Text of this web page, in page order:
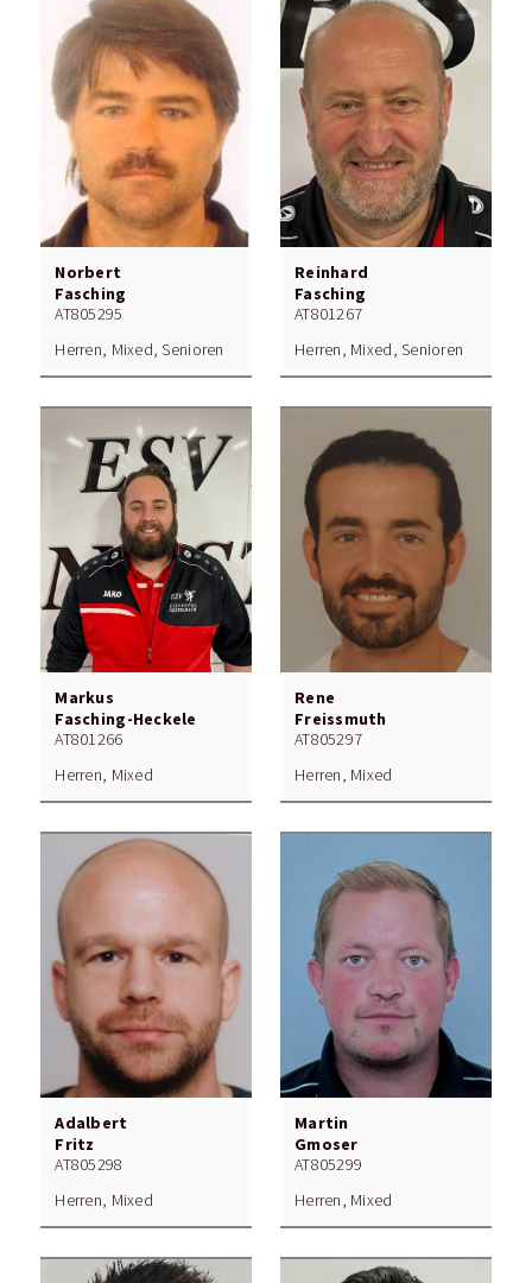
Norbert
Fasching
AT805295
Herren, Mixed, Senioren
Reinhard
Fasching
AT801267
Herren, Mixed, Senioren
Markus
Fasching-Heckele
AT801266
Herren, Mixed
Rene
Freissmuth
AT805297
Herren, Mixed
Adalbert
Fritz
AT805298
Herren, Mixed
Martin
Gmoser
AT805299
Herren, Mixed